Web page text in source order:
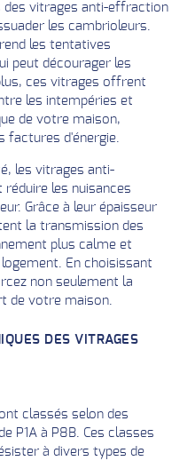
des vitrages anti-effraction
les cambrioleurs.
les tentatives
peut décourager les
ces vitrages offrent
les intempéries et
de votre maison,
factures d'énergie.
les vitrages anti-
les nuisances
Grâce à leur épaisseur
la transmission des
plus calme et
En choisissant
non seulement la
de votre maison.
DES VITRAGES
classés selon des
P1A à P8B. Ces classes
à divers types de